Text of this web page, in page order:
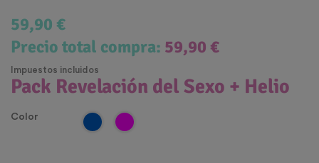
59,90 €
Precio total compra: 59,90 €
Impuestos incluidos
Pack Revelación del Sexo + Helio
Color